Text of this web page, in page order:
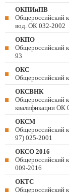
ОКПИиПВ
Общероссийский
вод. ОК 032-2002
ОКПО
Общероссийский
93
ОКС
Общероссийский
ОКСВНК
Общероссийский
квалификации ОК
ОКСМ
Общероссийский
97) 025-2001
ОКСО 2016
Общероссийский
009-2016
ОКТС
Общероссийский